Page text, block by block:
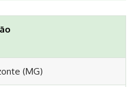
(MG)